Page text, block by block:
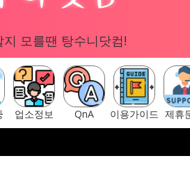
모를땐 탕수니닷컴!
업소정보 QnA 이용가이드 제휴